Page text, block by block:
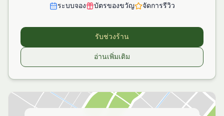
ระบบจอง บัตรของขวัญ จัดการรีวิว
รับช่วงร้าน
อ่านเพิ่มเติม